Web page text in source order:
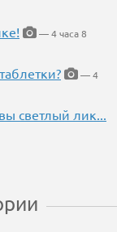
— 4 часа 8
— 4
светлый лик...